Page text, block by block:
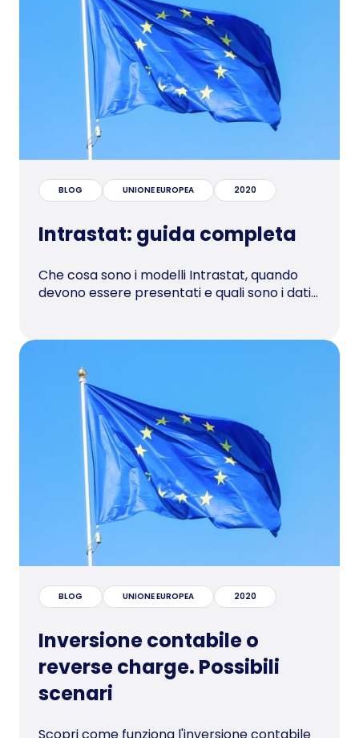
BLOG UNIONE EUROPEA 2020
Intrastat: guida completa
Che cosa sono i modelli Intrastat, quando
devono essere presentati e quali sono i dati...
BLOG UNIONE EUROPEA 2020
Inversione contabile o
reverse charge. Possibili
scenari